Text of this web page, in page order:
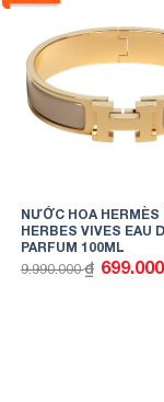
NƯỚC HOA HERMÈS
HERBES VIVES EAU
PARFUM 100ML
9.990.000₫ Giá
gốc
699.000